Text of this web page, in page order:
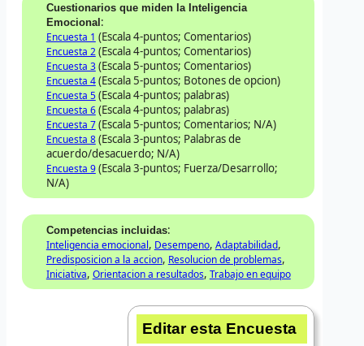
Cuestionarios que miden la Inteligencia
Emocional :
Encuesta 1 (Escala 4-puntos; Comentarios)
Encuesta 2(Escala 4-puntos; Comentarios)
Encuesta 3(Escala 5-puntos; Comentarios)
Encuesta 4(Escala 5-puntos; Botones de opcion)
Encuesta 5(Escala 4-puntos; palabras)
Encuesta 6(Escala 4-puntos; palabras)
Encuesta 7(Escala 5-puntos; Comentarios; N/A)
Encuesta 8(Escala 3-puntos; Palabras de
acuerdo/desacuerdo; N/A)
Encuesta 9(Escala 3-puntos; Fuerza/Desarrollo;
N/A)
Competencias incluidas:
Inteligencia emocional, Desempeno, Adaptabilidad,
Predisposicion a la accion, Resolucion de problemas,
Iniciativa, Orientacion a resultados, Trabajo en equipo
Editar esta Encuesta